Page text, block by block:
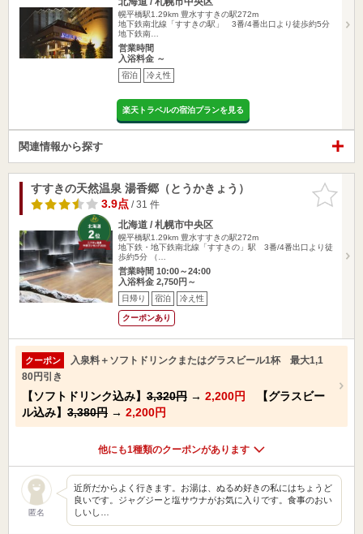
幌平橋駅1.29km 豊水すすきの駅272m
地下鉄南北線「すすきの駅」 3番/4番出口より徒歩約5分
地下鉄南…
営業時間
入浴料金 ～
宿泊 冷え性
楽天トラベルの宿泊プランを見る
関連情報から探す
お気に入
りに追加
すすきの天然温泉 湯香郷（とうかきょう）
3.9点/ 31 件
北海道 / 札幌市中央区
幌平橋駅1.29km 豊水すすきの駅272m
地下鉄・地下鉄南北線「すすきの」駅 3番/4番出口より徒
歩約5分 （…
営業時間 10:00～24:00
入浴料金 2,750円～
日帰り 宿泊 冷え性
クーポンあり
クーポン
入泉料＋ソフトドリンクまたはグラスビール1杯 最大1,1
80円引き
【ソフトドリンク込み】 3,320円 → 2,200円
【グラスビー
ル込み】 3,380円 → 2,200円
他にも1種類のクーポンがあります
匿名
近所だからよく行きます。お湯は、ぬるめ好きの私にはちょうど
良いです。ジャグジーと塩サウナがお気に入りです。食事のおい
しいし…